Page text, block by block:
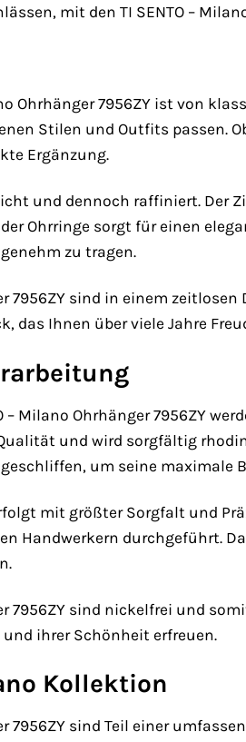
mit den TI SENTO –
Ohrhänger 7956ZY ist von
Stilen und Outfits passen.
Ergänzung.
und dennoch raffiniert.
Ohrringe sorgt für einen
zu tragen.
7956ZY sind in einem
Ihnen über viele Jahre
– Milano Ohrhänger 7956ZY
und wird sorgfältig
um seine maximale
mit größter Sorgfalt und
Handwerkern durchgeführt.
7956ZY sind nickelfrei und
ihrer Schönheit erfreuen.
Kollektion
7956ZY sind Teil einer